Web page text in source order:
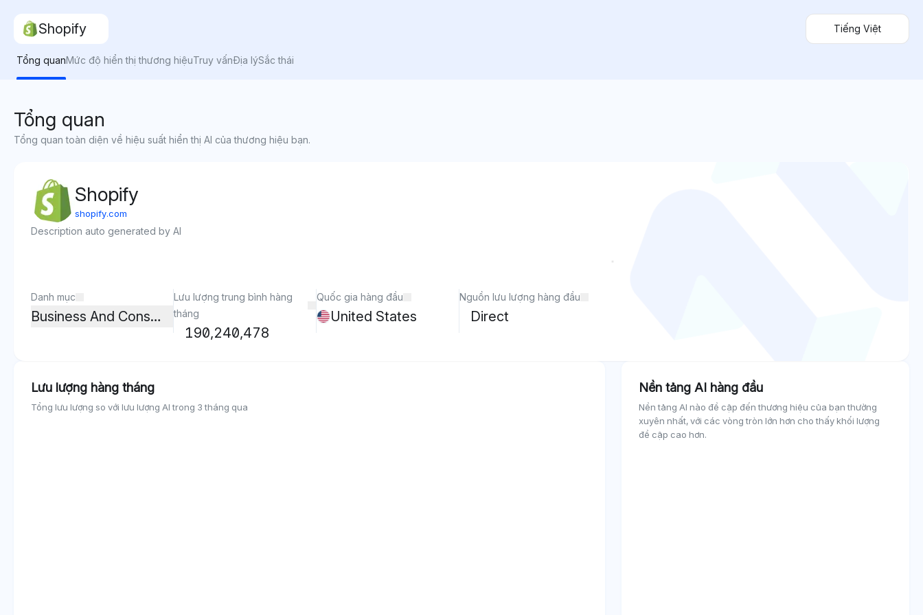
Shopify Tiếng Việt
Tổng quanMức độ hiển thị thương hiệuTruy vấnĐịa lýSắc thái
Tổng quan
Tổng quan toàn diện về hiệu suất hiển thị AI của thương hiệu bạn.
Shopify
shopify.com
Description auto generated by AI
Danh mục
Business And Consumer Services
Lưu lượng trung bình hàng
tháng
190,240,478
Quốc gia hàng đầu
United States
Nguồn lưu lượng hàng đầu
Direct
Lưu lượng hàng tháng
Tổng lưu lượng so với lưu lượng AI trong 3 tháng qua
Nền tảng AI hàng đầu
Nền tảng AI nào đề cập đến thương hiệu của bạn thường
xuyên nhất, với các vòng tròn lớn hơn cho thấy khối lượng
đề cập cao hơn.